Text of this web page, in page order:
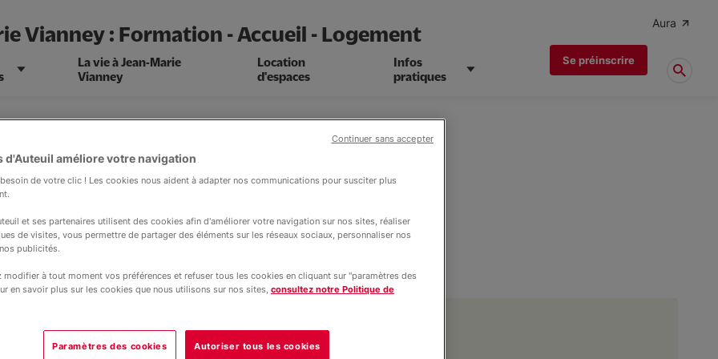
Vianney : Formation - Accueil - Logement
La vie à Jean-Marie
Vianney
Location
d'espaces
Infos
pratiques
Aura
Se préinscrire
d'Auteuil améliore votre navigation
de votre clic ! Les cookies nous aident à adapter nos communications pour susciter plus
et ses partenaires utilisent des cookies afin d'améliorer votre navigation sur nos sites, réaliser
de visites, vous permettre de partager des éléments sur les réseaux sociaux, personnaliser nos
publicités.
modifier à tout moment vos préférences et refuser tous les cookies en cliquant sur "paramètres des
en savoir plus sur les cookies que nous utilisons sur nos sites, consultez notre Politique de
Paramètres des cookies Autoriser tous les cookies
Continuer sans accepter